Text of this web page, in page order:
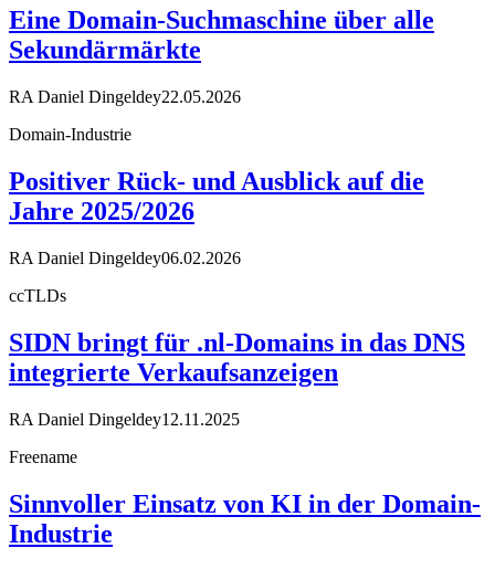
Eine Domain-Suchmaschine über alle
Sekundärmärkte
RA Daniel Dingeldey22.05.2026
Domain-Industrie
Positiver Rück- und Ausblick auf die
Jahre 2025/2026
RA Daniel Dingeldey06.02.2026
ccTLDs
SIDN bringt für .nl-Domains in das DNS
integrierte Verkaufsanzeigen
RA Daniel Dingeldey12.11.2025
Freename
Sinnvoller Einsatz von KI in der Domain-
Industrie